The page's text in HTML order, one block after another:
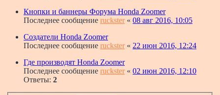
Кнопки и баннеры Форума Honda Zoomer
Последнее сообщение ruckster« 08 авг 2016, 10:05
Создатели Honda Zoomer
Последнее сообщение ruckster« 22 июн 2016, 12:24
Где производят Honda Zoomer
Последнее сообщение ruckster« 02 июн 2016, 12:10
Ответы: 2